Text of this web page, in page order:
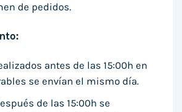
de pedidos.
antes de las 15:00h en
se envían el mismo día.
de las 15:00h se